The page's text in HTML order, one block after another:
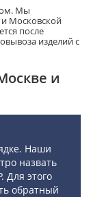
Мы
Московской
после
изделий с
и
Наши
назвать
Для этого
обратный